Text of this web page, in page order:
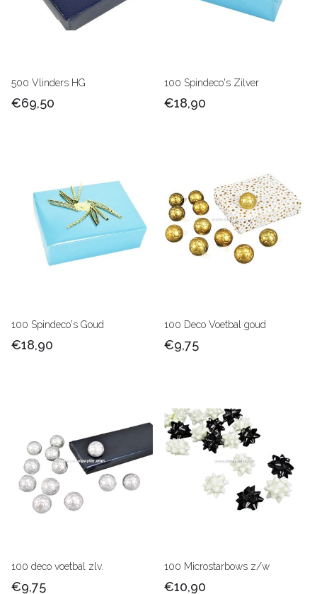
500 Vlinders HG
€69,50
100 Spindeco's Zilver
€18,90
100 Spindeco's Goud
€18,90
100 Deco Voetbal goud
€9,75
100 deco voetbal zlv.
€9,75
100 Microstarbows z/w
€10,90